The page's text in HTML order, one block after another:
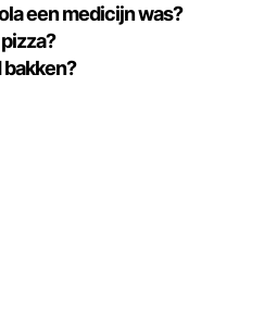
een medicijn was?
bakken?